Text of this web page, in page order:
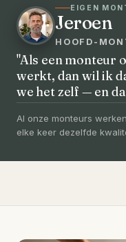
EIGEN
Jeroen
HOOFD-
"Als een monteur
werkt, dan wil ik
we het zelf — en
Al onze monteurs
elke keer dezelfde
VOORHEEN → NA
Uw
3-5 dagen
levertijd van slechts 4